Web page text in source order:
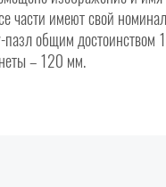
части имеют свой
общим достоинством
– 120 мм.